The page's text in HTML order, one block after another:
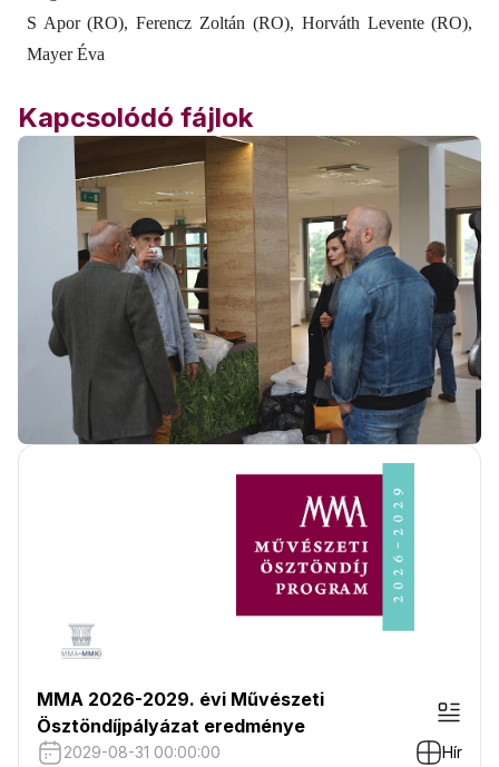
S Apor (RO), Ferencz Zoltán (RO), Horváth Levente (RO),
Mayer Éva
Kapcsolódó fájlok
MMA 2026-2029. évi Művészeti
Ösztöndíjpályázat eredménye
2029-08-31 00:00:00 Hír